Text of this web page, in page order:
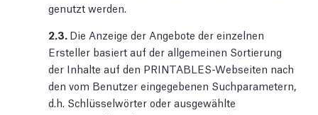
genutzt werden.
2.3. Die Anzeige der Angebote der einzelnen
Ersteller basiert auf der allgemeinen Sortierung
der Inhalte auf den PRINTABLES-Webseiten nach
den vom Benutzer eingegebenen Suchparametern,
d.h. Schlüsselwörter oder ausgewählte